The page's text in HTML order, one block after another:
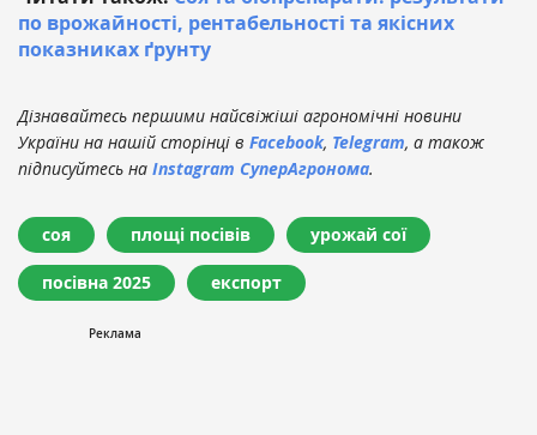
по врожайності, рентабельності та якісних
показниках ґрунту
Дізнавайтесь першими найсвіжіші агрономічні новини
України на нашій сторінці в Facebook, Telegram, а також
підписуйтесь на Instagram СуперАгронома.
соя площі посівів урожай сої
посівна 2025 експорт